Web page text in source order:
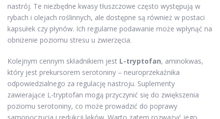
nastrój. Te niezbędne kwasy tłuszczowe często występują w
rybach i olejach roślinnych, ale dostępne są również w postaci
kapsułek czy płynów. Ich regularne podawanie może wpłynąć na
obniżenie poziomu stresu u zwierzęcia.
Kolejnym cennym składnikiem jest L-tryptofan, aminokwas,
który jest prekursorem serotoniny – neuroprzekaźnika
odpowiedzialnego za regulację nastroju. Suplementy
zawierające L-tryptofan mogą przyczynić się do zwiększenia
poziomu serotoniny, co może prowadzić do poprawy
samopoczucia i redukcji lęków. Warto zatem rozważyć jego